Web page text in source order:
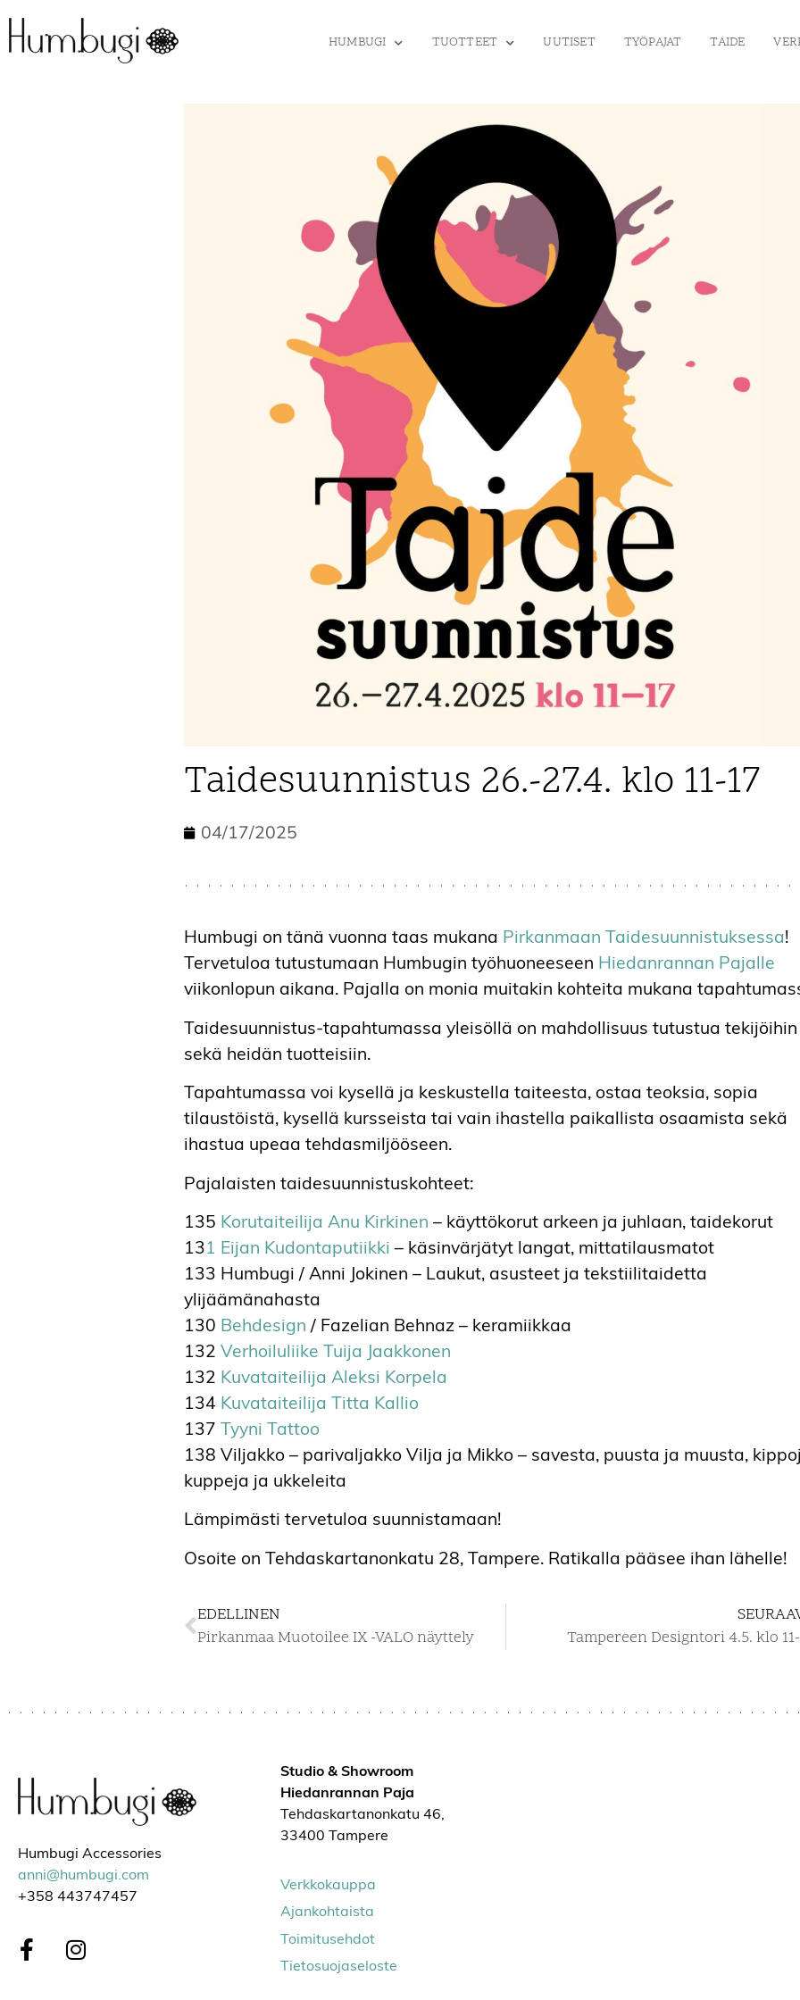
HUMBUGI TUOTTEET UUTISET TYÖPAJAT TAIDE
Taidesuunnistus 26.-27.4. klo 11-17
04/17/2025
Humbugi on tänä vuonna taas mukana Pirkanmaan Taidesuunnistuksessa!
Tervetuloa tutustumaan Humbugin työhuoneeseen Hiedanrannan Pajalle
viikonlopun aikana. Pajalla on monia muitakin kohteita mukana
Taidesuunnistus-tapahtumassa yleisöllä on mahdollisuus tutustua tekijöihin
sekä heidän tuotteisiin.
Tapahtumassa voi kysellä ja keskustella taiteesta, ostaa teoksia, sopia
tilaustöistä, kysellä kursseista tai vain ihastella paikallista osaamista sekä
ihastua upeaa tehdasmiljööseen.
Pajalaisten taidesuunnistuskohteet:
135 Korutaiteilija Anu Kirkinen – käyttökorut arkeen ja juhlaan, taidekorut
131 Eijan Kudontaputiikki – käsinvärjätyt langat, mittatilausmatot
133 Humbugi / Anni Jokinen – Laukut, asusteet ja tekstiilitaidetta
ylijäämänahasta
130 Behdesign / Fazelian Behnaz – keramiikkaa
132 Verhoiluliike Tuija Jaakkonen
132 Kuvataiteilija Aleksi Korpela
134 Kuvataiteilija Titta Kallio
137 Tyyni Tattoo
138 Viljakko – parivaljakko Vilja ja Mikko – savesta, puusta ja muusta,
kuppeja ja ukkeleita
Lämpimästi tervetuloa suunnistamaan!
Osoite on Tehdaskartanonkatu 28, Tampere. Ratikalla pääsee ihan lähelle!
EDELLINEN
Pirkanmaa Muotoilee IX -VALO näyttely
Tampereen Designtori 4.5. klo
Humbugi Accessories
anni@humbugi.com
+358 443747457
Studio & Showroom
Hiedanrannan Paja
Tehdaskartanonkatu 46,
33400 Tampere
Verkkokauppa
Ajankohtaista
Toimitusehdot
Tietosuojaseloste